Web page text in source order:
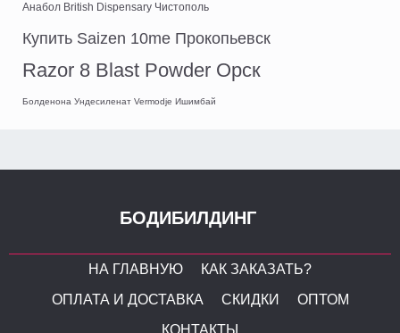
Анабол British Dispensary Чистополь
Купить Saizen 10me Прокопьевск
Razor 8 Blast Powder Орск
Болденона Ундесиленат Vermodje Ишимбай
БОДИБИЛДИНГ
НА ГЛАВНУЮ
КАК ЗАКАЗАТЬ?
ОПЛАТА И ДОСТАВКА
СКИДКИ
ОПТОМ
КОНТАКТЫ